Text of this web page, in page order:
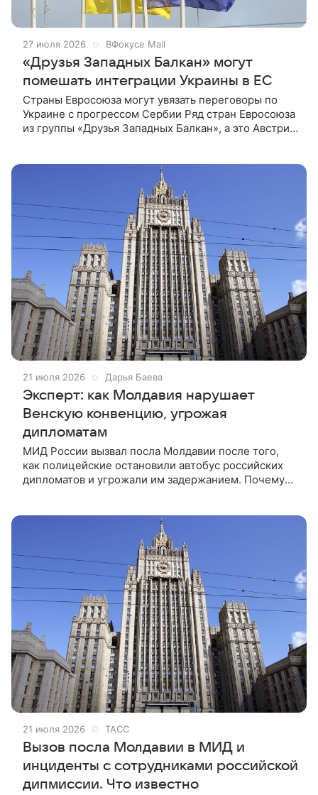
27 июля 2026 ВФокусе Mail
«Друзья Западных Балкан» могут
помешать интеграции Украины в ЕС
Страны Евросоюза могут увязать переговоры по
Украине с прогрессом Сербии Ряд стран Евросоюза
из группы «Друзья Западных Балкан», а это Австрия,
21 июля 2026 Дарья Баева
Эксперт: как Молдавия нарушает
Венскую конвенцию, угрожая
дипломатам
МИД России вызвал посла Молдавии после того,
как полицейские остановили автобус российских
дипломатов и угрожали им задержанием. Почему
21 июля 2026 ТАСС
Вызов посла Молдавии в МИД и
инциденты с сотрудниками российской
дипмиссии. Что известно